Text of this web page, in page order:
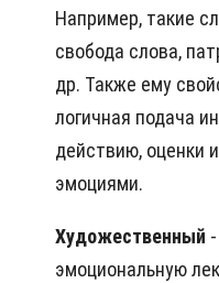
Например, такие
свобода слова,
др. Также ему
логичная подача
действию, оценки
эмоциями.
Художественный
эмоциональную